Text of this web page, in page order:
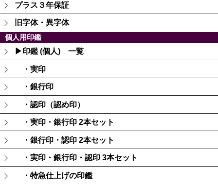
プラス３年保証
旧字体・異字体
個人用印鑑
▶印鑑 (個人) 一覧
・実印
・銀行印
・認印（認め印）
・実印・銀行印 2本セット
・銀行印・認印 2本セット
・実印・銀行印・認印 3本セット
・特急仕上げの印鑑